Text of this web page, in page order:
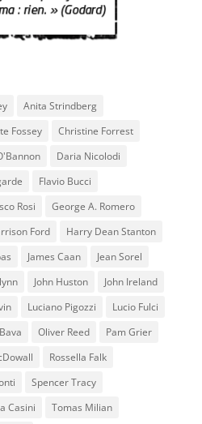
Anita Strindberg
Fossey
Christine Forrest
Daria Nicolodi
Flavio Bucci
Rosi
George A. Romero
Ford
Harry Dean Stanton
James Caan
Jean Sorel
John Huston
John Ireland
Luciano Pigozzi
Lucio Fulci
Oliver Reed
Pam Grier
Rossella Falk
Spencer Tracy
Casini Tomas Milian